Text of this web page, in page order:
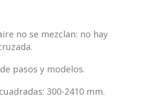
no se mezclan: no hay
pasos y modelos.
300-2410 mm.